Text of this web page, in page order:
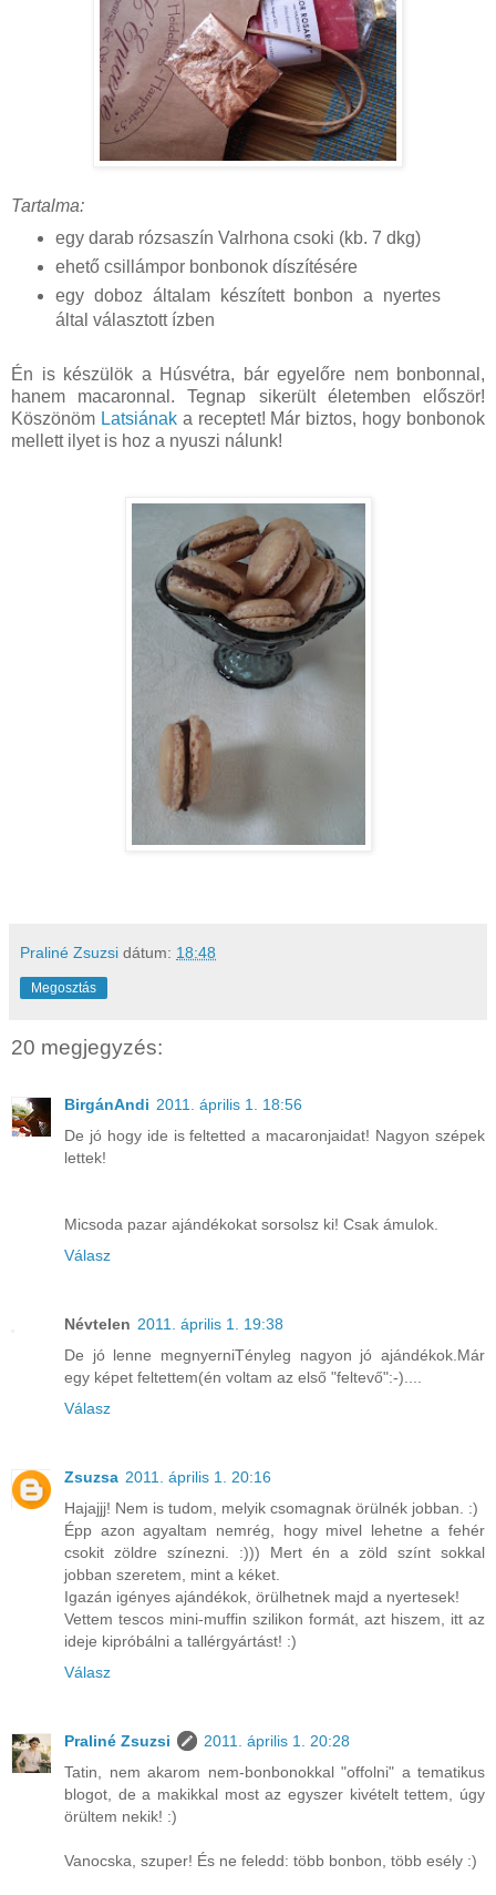
Tartalma:
egy darab rózsaszín Valrhona csoki (kb. 7 dkg)
ehető csillámpor bonbonok díszítésére
egy doboz általam készített bonbon a nyertes
által választott ízben
Én is készülök a Húsvétra, bár egyelőre nem bonbonnal,
hanem macaronnal. Tegnap sikerült életemben először!
Köszönöm Latsiánaka receptet! Már biztos, hogy bonbonok
mellett ilyet is hoz a nyuszi nálunk!
Praliné Zsuzsi dátum: 18:48
Megosztás
20 megjegyzés:
BirgánAndi 2011. április 1. 18:56
De jó hogy ide is feltetted a macaronjaidat! Nagyon szépek
lettek!
Micsoda pazar ajándékokat sorsolsz ki! Csak ámulok.
Válasz
Névtelen 2011. április 1. 19:38
De jó lenne megnyerniTényleg nagyon jó ajándékok.Már
egy képet feltettem(én voltam az első "feltevő":-)....
Válasz
Zsuzsa 2011. április 1. 20:16
Hajajjj! Nem is tudom, melyik csomagnak örülnék jobban. :)
Épp azon agyaltam nemrég, hogy mivel lehetne a fehér
csokit zöldre színezni. :))) Mert én a zöld színt sokkal
jobban szeretem, mint a kéket.
Igazán igényes ajándékok, örülhetnek majd a nyertesek!
Vettem tescos mini-muffin szilikon formát, azt hiszem, itt az
ideje kipróbálni a tallérgyártást! :)
Válasz
Praliné Zsuzsi
2011. április 1. 20:28
Tatin, nem akarom nem-bonbonokkal "offolni" a tematikus
blogot, de a makikkal most az egyszer kivételt tettem, úgy
örültem nekik! :)
Vanocska, szuper! És ne feledd: több bonbon, több esély :)